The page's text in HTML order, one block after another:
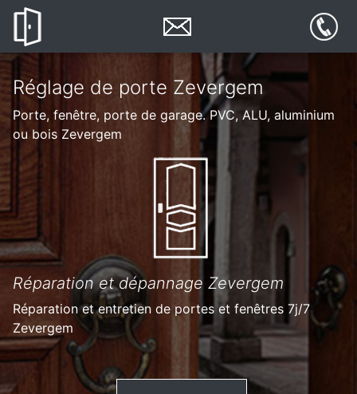
Réglage de porte Zevergem
Porte, fenêtre, porte de garage. PVC, ALU, aluminium
ou bois Zevergem
Réparation et dépannage Zevergem
Réparation et entretien de portes et fenêtres 7j/7
Zevergem